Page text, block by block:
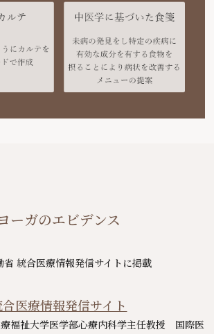
ーガのエビデンス
省 統合医療情報発信サイトに掲載
医療情報発信サイト
福祉大学医学部心療内科学主任教授 国際医